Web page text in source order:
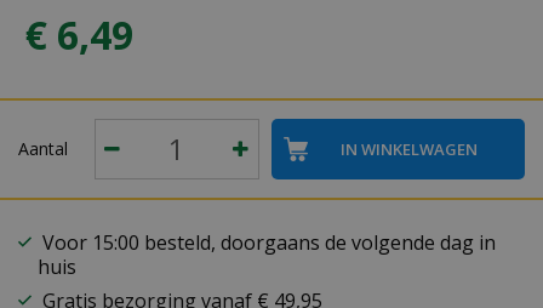
€ 6,49
Aantal
Voor 15:00 besteld, doorgaans de volgende dag in
huis
Gratis bezorging vanaf € 49,95